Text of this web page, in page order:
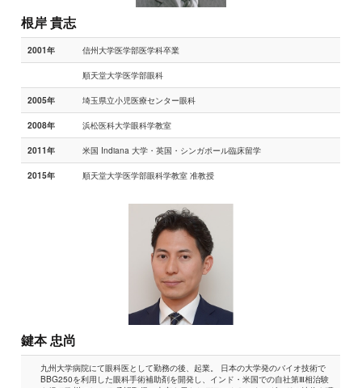
根岸 貴志
2001年 信州大学医学部医学科卒業
順天堂大学医学部眼科
2005年 埼玉県立小児医療センター眼科
2008年 浜松医科大学眼科学教室
2011年 米国 Indiana 大学・英国・シンガポール臨床留学
2015年 順天堂大学医学部眼科学教室 准教授
鍵本 忠尚
九州大学病院にて眼科医として勤務の後、起業。 日本の大学発のバイオ技術で
BBG250を利用した眼科手術補助剤を開発し、インド・米国での自社第Ⅲ相治験